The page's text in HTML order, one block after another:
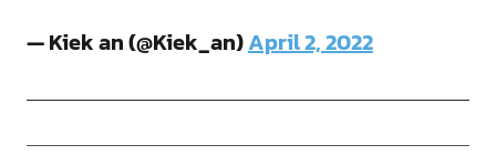
— Kiek an (@Kiek_an)April 2, 2022